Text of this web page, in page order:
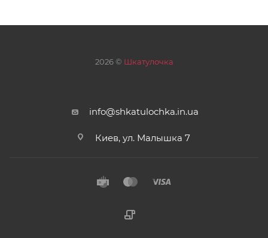
2026 © Шкатулочка
info@shkatulochka.in.ua
Киев, ул. Малышка 7